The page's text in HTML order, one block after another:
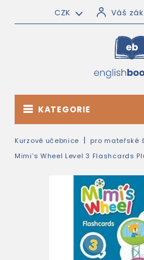
CZK Váš
KATEGORIE
Kurzové učebnice pro mateřské
Mimi’s Wheel Level 3 Flashcards